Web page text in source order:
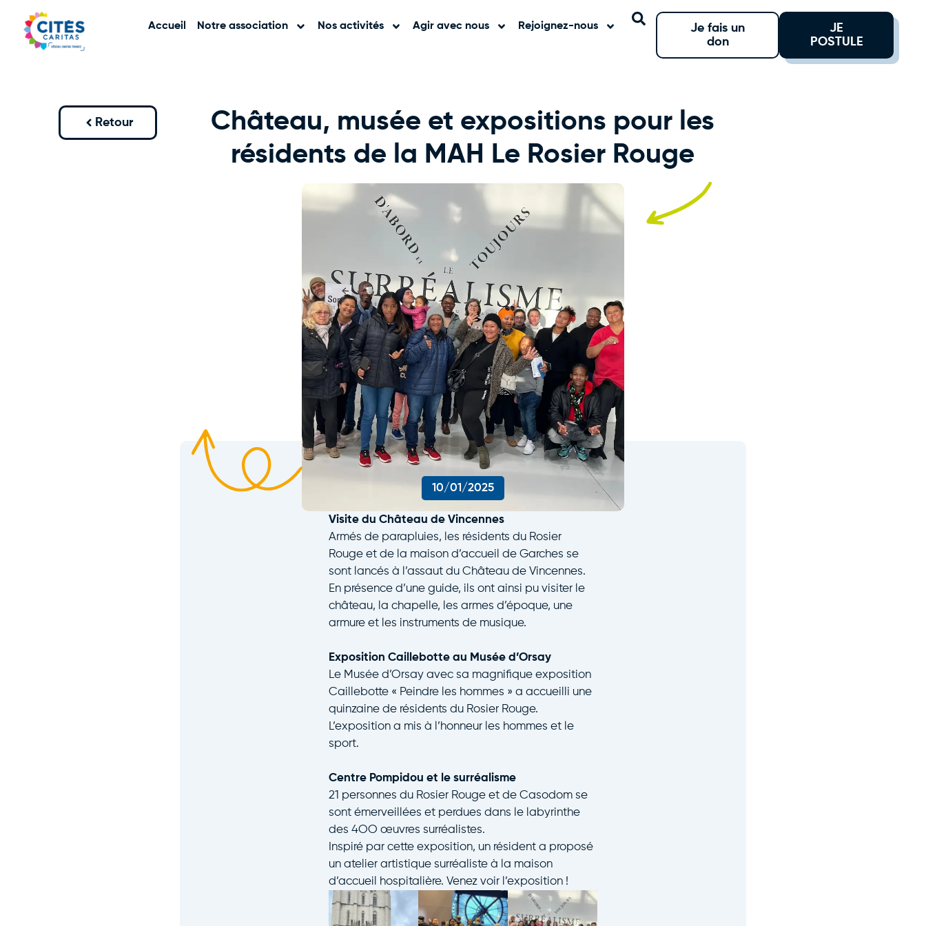
Accueil Notre association Nos activités Agir avec nous Rejoignez-nous
Je fais un
don
JE
POSTULE
Retour
Château, musée et expositions pour les
résidents de la MAH Le Rosier Rouge
10/01/2025
Visite du Château de Vincennes
Armés de parapluies, les résidents du Rosier
Rouge et de la maison d’accueil de Garches se
sont lancés à l’assaut du Château de Vincennes.
En présence d’une guide, ils ont ainsi pu visiter le
château, la chapelle, les armes d’époque, une
armure et les instruments de musique.
Exposition Caillebotte au Musée d’Orsay
Le Musée d’Orsay avec sa magnifique exposition
Caillebotte « Peindre les hommes » a accueilli une
quinzaine de résidents du Rosier Rouge.
L’exposition a mis à l’honneur les hommes et le
sport.
Centre Pompidou et le surréalisme
21 personnes du Rosier Rouge et de Casodom se
sont émerveillées et perdues dans le labyrinthe
des 4OO œuvres surréalistes.
Inspiré par cette exposition, un résident a proposé
un atelier artistique surréaliste à la maison
d’accueil hospitalière. Venez voir l’exposition !